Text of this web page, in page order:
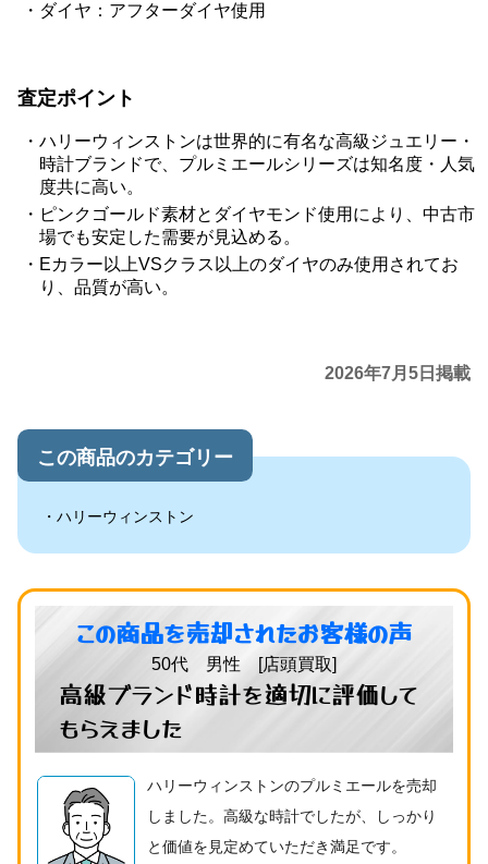
ダイヤ：アフターダイヤ使用
査定ポイント
ハリーウィンストンは世界的に有名な高級ジュエリー・
時計ブランドで、プルミエールシリーズは知名度・人気
度共に高い。
ピンクゴールド素材とダイヤモンド使用により、中古市
場でも安定した需要が見込める。
Eカラー以上VSクラス以上のダイヤのみ使用されてお
り、品質が高い。
2026年7月5日掲載
この商品のカテゴリー
ハリーウィンストン
この商品を売却されたお客様の声
50代 男性 [店頭買取]
高級ブランド時計を適切に評価して
もらえました
ハリーウィンストンのプルミエールを売却
しました。高級な時計でしたが、しっかり
と価値を見定めていただき満足です。